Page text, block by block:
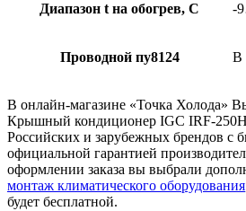
Диапазон t на обогрев, С -
Проводной пу8124 В
В онлайн-магазине «Точка Холода»
Крышный кондиционер IGC IRF-
Российских и зарубежных брендов с
официальной гарантией
оформлении заказа вы выбрали
монтаж климатического оборудования
будет бесплатной.